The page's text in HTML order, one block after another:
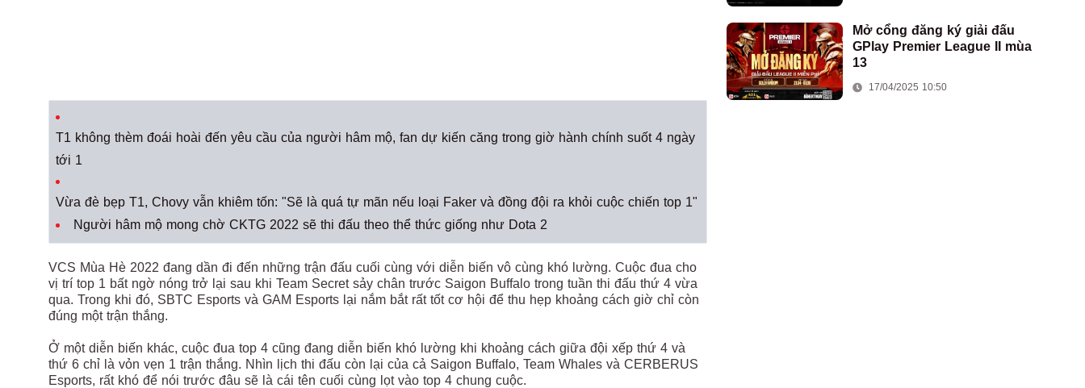
T1 không thèm đoái hoài đến yêu cầu của người hâm mộ, fan dự kiến căng trong giờ hành chính suốt 4 ngày
tới 1
Vừa đè bẹp T1, Chovy vẫn khiêm tốn: "Sẽ là quá tự mãn nếu loại Faker và đồng đội ra khỏi cuộc chiến top 1"
Người hâm mộ mong chờ CKTG 2022 sẽ thi đấu theo thể thức giống như Dota 2
VCS Mùa Hè 2022 đang dần đi đến những trận đấu cuối cùng với diễn biến vô cùng khó lường. Cuộc đua cho
vị trí top 1 bất ngờ nóng trở lại sau khi Team Secret sảy chân trước Saigon Buffalo trong tuần thi đấu thứ 4 vừa
qua. Trong khi đó, SBTC Esports và GAM Esports lại nắm bắt rất tốt cơ hội để thu hẹp khoảng cách giờ chỉ còn
đúng một trận thắng.
Ở một diễn biến khác, cuộc đua top 4 cũng đang diễn biến khó lường khi khoảng cách giữa đội xếp thứ 4 và
thứ 6 chỉ là vỏn vẹn 1 trận thắng. Nhìn lịch thi đấu còn lại của cả Saigon Buffalo, Team Whales và CERBERUS
Esports, rất khó để nói trước đâu sẽ là cái tên cuối cùng lọt vào top 4 chung cuộc.
Mở cổng đăng ký giải đấu
GPlay Premier League II mùa
13
17/04/2025 10:50